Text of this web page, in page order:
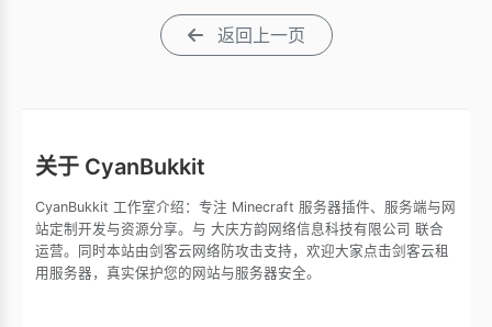
返回上一页
关于 CyanBukkit
CyanBukkit 工作室介绍：专注 Minecraft 服务器插件、服务端与网
站定制开发与资源分享。与 大庆方韵网络信息科技有限公司 联合
运营。同时本站由剑客云网络防攻击支持，欢迎大家点击剑客云租
用服务器，真实保护您的网站与服务器安全。